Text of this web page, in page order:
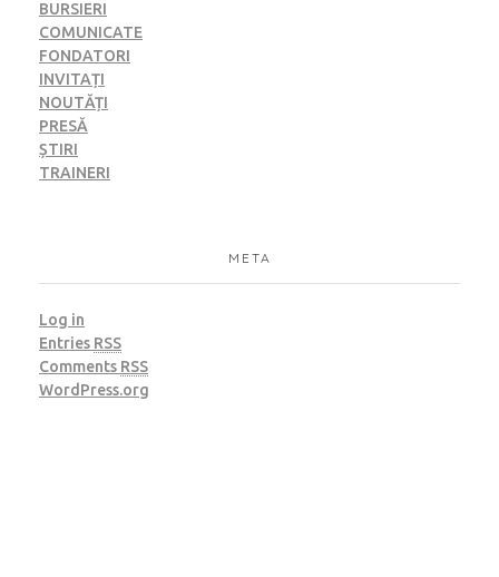
BURSIERI
COMUNICATE
FONDATORI
INVITAȚI
NOUTĂȚI
PRESĂ
ȘTIRI
TRAINERI
META
Log in
Entries RSS
Comments RSS
WordPress.org